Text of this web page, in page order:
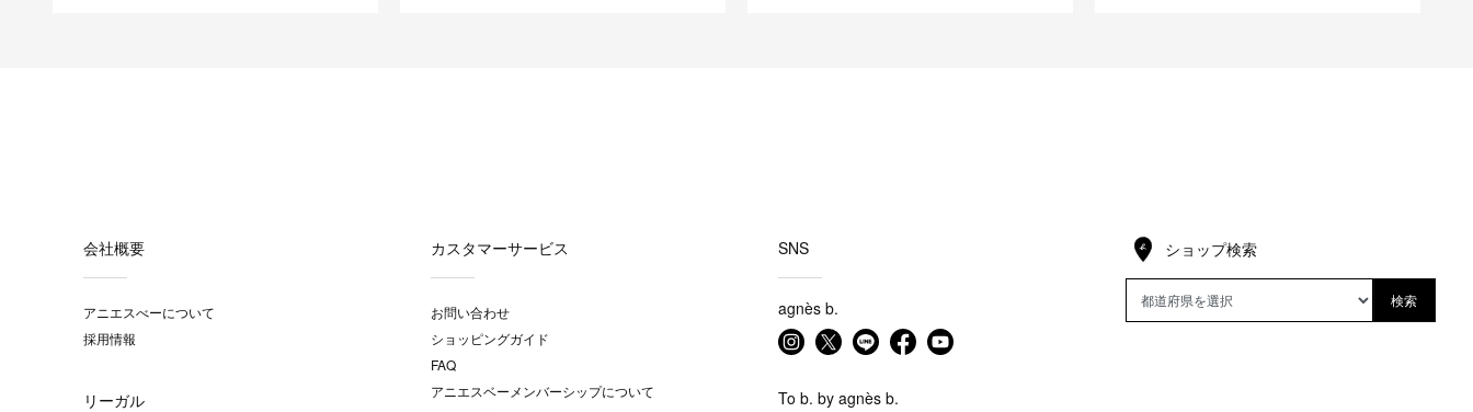
会社概要
アニエスべーについて
採用情報
リーガル
カスタマーサービス
お問い合わせ
ショッピングガイド
FAQ
アニエスベーメンバーシップについて
SNS
agnès b.
To b. by agnès b.
ショップ検索
検索